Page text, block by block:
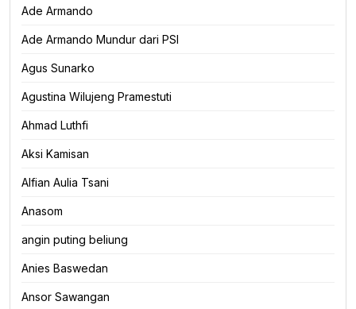
Ade Armando
Ade Armando Mundur dari PSI
Agus Sunarko
Agustina Wilujeng Pramestuti
Ahmad Luthfi
Aksi Kamisan
Alfian Aulia Tsani
Anasom
angin puting beliung
Anies Baswedan
Ansor Sawangan